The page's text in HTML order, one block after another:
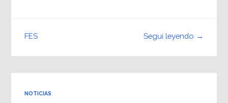
Seguí leyendo →
FES
NOTICIAS